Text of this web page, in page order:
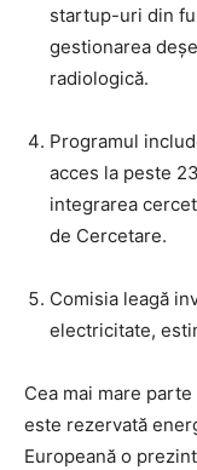
startup-uri din
gestionarea
radiologică.
Programul
acces la peste
integrarea
de Cercetare.
Comisia leagă
electricitate,
Cea mai mare
este rezervată
Europeană o